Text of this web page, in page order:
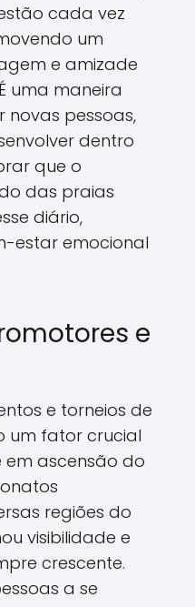
cada vez
um
e amizade
uma maneira
novas pessoas,
dentro
que o
das praias
diário,
estar emocional
e
e torneios de
um fator crucial
ascensão do
regiões do
visibilidade e
crescente.
a se